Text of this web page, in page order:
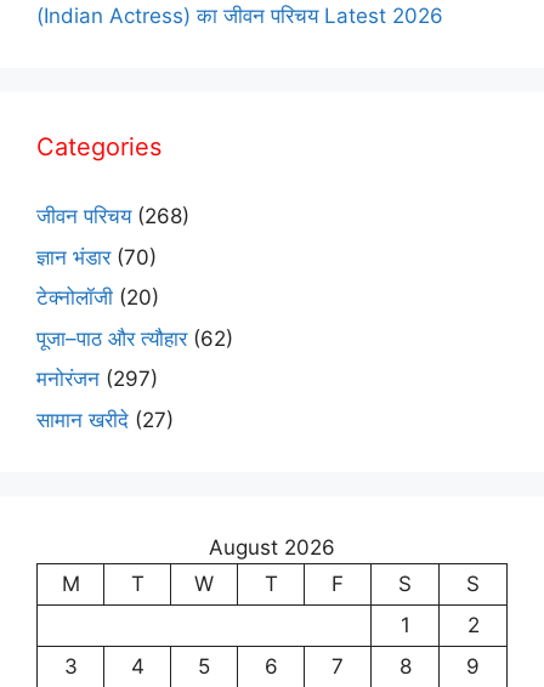
(Indian Actress) का जीवन परिचय Latest 2026
Categories
जीवन परिचय(268)
ज्ञान भंडार(70)
टेक्नोलॉजी (20)
पूजा–पाठ और त्यौहार(62)
मनोरंजन (297)
सामान खरीदे (27)
August 2026
M
T W T F S
S
1
2
3
4 5 6 7 8 9